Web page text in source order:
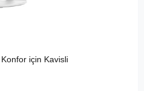
için Kavisli